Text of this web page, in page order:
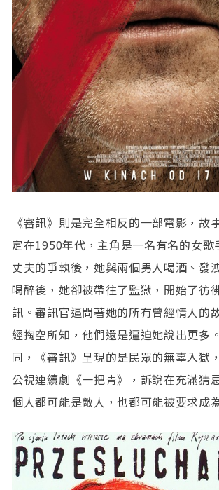
《審訊》則是完全相反的一部電影，故
定在1950年代，主角是一名有名的女歌
丈夫的爭執後，她與兩個男人喝酒、發
喝醉後，她卻被帶往了監獄，開始了彷
訊。審訊官逼問著她的所有曾經情人的
經掏空所知，他們還是逼迫她說出更多
同，《審訊》呈現的是民眾的無辜入獄
公視連續劇《一把青》，訴說在充滿猜
個人都可能是敵人，也都可能被要求成